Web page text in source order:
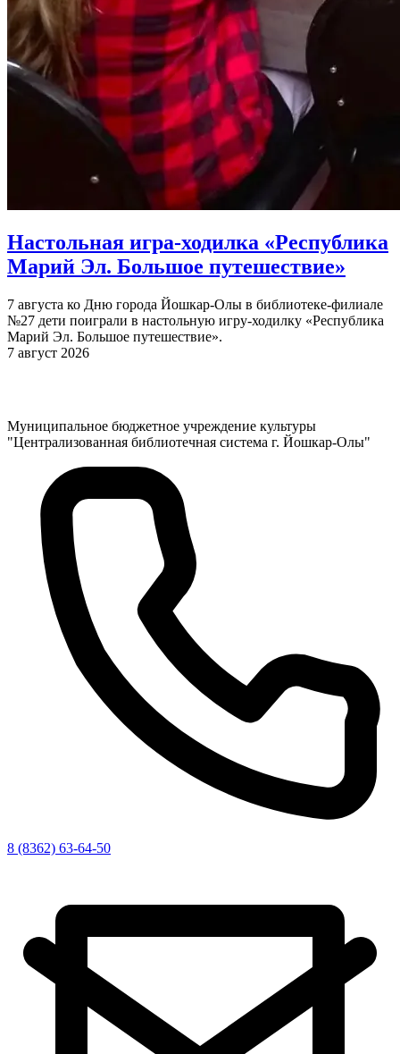
Настольная игра-ходилка «Республика
Марий Эл. Большое путешествие»
7 августа ко Дню города Йошкар-Олы в библиотеке-филиале
№27 дети поиграли в настольную игру-ходилку «Республика
Марий Эл. Большое путешествие».
7 август 2026
Муниципальное бюджетное учреждение культуры
"Централизованная библиотечная система г. Йошкар-Олы"
8 (8362) 63-64-50